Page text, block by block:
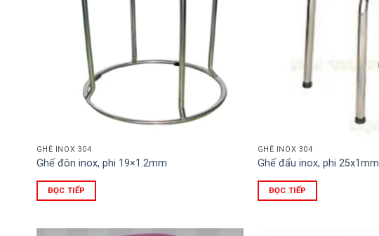
GHẾ INOX 304
Ghế đôn inox, phi 19×1.2mm
ĐỌC TIẾP
GHẾ INOX 304
Ghế đẩu inox, phi 25x1mm
ĐỌC TIẾP